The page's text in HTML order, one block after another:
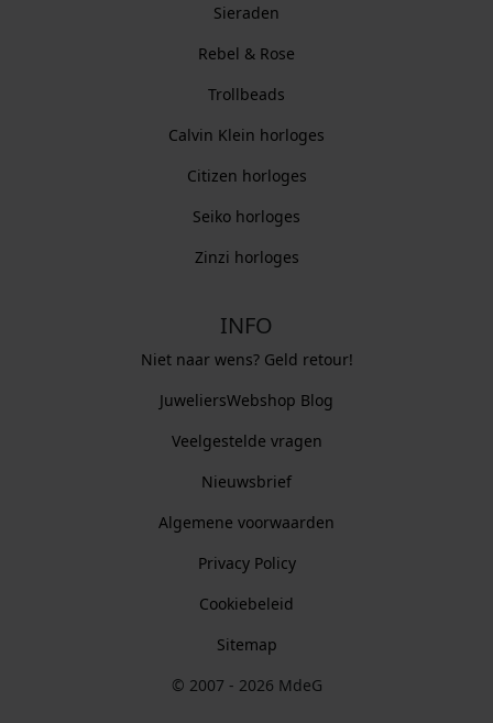
Sieraden
Rebel & Rose
Trollbeads
Calvin Klein horloges
Citizen horloges
Seiko horloges
Zinzi horloges
INFO
Niet naar wens? Geld retour!
JuweliersWebshop Blog
Veelgestelde vragen
Nieuwsbrief
Algemene voorwaarden
Privacy Policy
Cookiebeleid
Sitemap
© 2007 - 2026 MdeG